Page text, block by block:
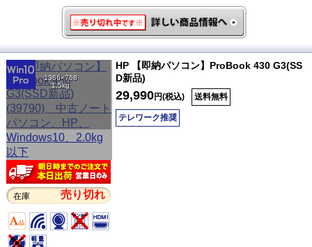
1366×768
1.5kg
在庫 売り切れ
HP 【即納パソコン】ProBook 430 G3(SS
D新品)
29,990円(税込) 送料無料
テレワーク推奨